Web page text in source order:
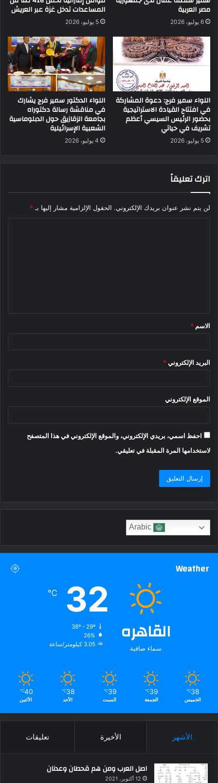
مصر العربية
6 يوليو، 2026
المساعدات تدخل غزة عبر العريش
5 يوليو، 2026
اللواء سمير فرج: دعوة المشاركة
في افتتاح القيادة الاستراتيجية
بحضور الرئيس السيسي أعظم
تشريف في حياتي
5 يوليو، 2026
اللواء الدكتور سمير فرج يشارك
في مناقشة رسالة دكتوراه
بجامعة الزقازيق حول الدبلوماسية
الشعبية الإسرائيلية
4 يوليو، 2026
اترك تعليقاً
لن يتم نشر عنوان بريدك الإلكتروني. الحقول الإلزامية مشار إليها بـ *
*
الاسم *
البريد الإلكتروني *
الموقع الإلكتروني
احفظ اسمي، بريدي الإلكتروني، والموقع الإلكتروني في هذا المتصفح
لاستخدامها المرة المقبلة في تعليقي.
Weather
القاهره
سماء صافية
32
℃
38º - 29º
26%
3.05 كيلومتر/ساعة
38
℃
الخميس
39
℃
الجمعة
39
℃
السبت
38
℃
الأحد
40
℃
الأثنين
الأشهر الأخيرة تعليقات
اصل العرب ومن هم قحطان وعدنان
12 أكتوبر، 2021